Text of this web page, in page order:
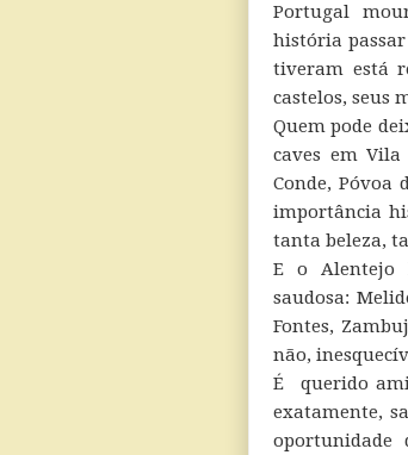
Portugal
história
tiveram está
castelos, seus
Quem pode
caves em
Conde, Póvoa
importância
tanta beleza,
E o Alentejo
saudosa:
Fontes,
não,
É querido
exatamente,